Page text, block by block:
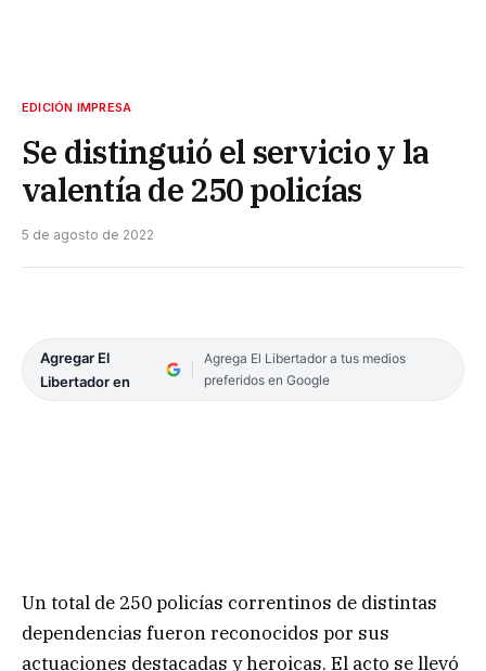
EDICIÓN IMPRESA
Se distinguió el servicio y la
valentía de 250 policías
5 de agosto de 2022
Agregar El
Libertador en
Agrega El Libertador a tus medios
preferidos en Google
Un total de 250 policías correntinos de distintas
dependencias fueron reconocidos por sus
actuaciones destacadas y heroicas. El acto se llevó